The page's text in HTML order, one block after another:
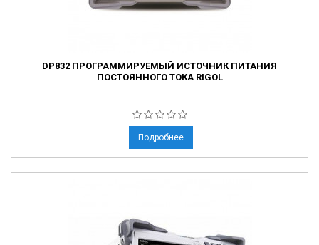
DP832 ПРОГРАММИРУЕМЫЙ ИСТОЧНИК ПИТАНИЯ
ПОСТОЯННОГО ТОКА RIGOL
Подробнее